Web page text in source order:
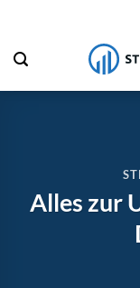
springen
Alles zur